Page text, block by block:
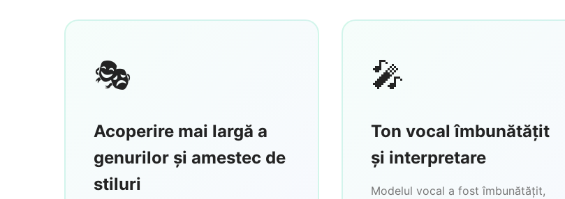
🎭
Acoperire mai largă a
genurilor și amestec de
stiluri
🎤
Ton vocal îmbunătățit
și interpretare
Modelul vocal a fost îmbunătățit,